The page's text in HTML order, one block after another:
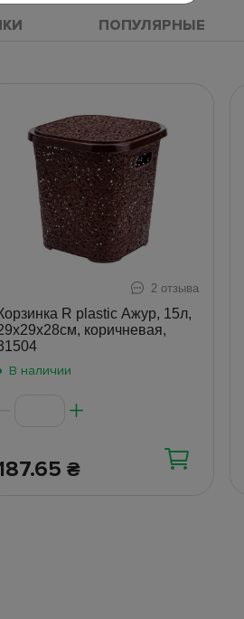
ПОПУЛЯРНЫЕ
2 отзыва
Корзинка R plastic Ажур, 15л,
коричневая,
В наличии
₴